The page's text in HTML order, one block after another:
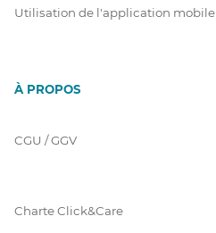
Utilisation de l'application mobile
À PROPOS
CGU / GGV
Charte Click&Care